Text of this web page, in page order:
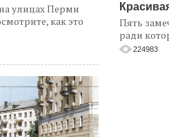
улицах Перми
как это
Пять
ради
224983